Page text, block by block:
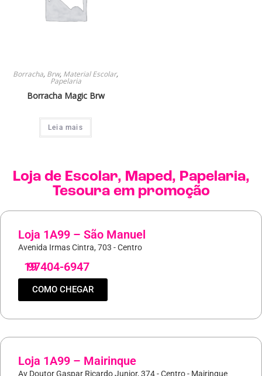
Borracha, Brw, Material Escolar,
Papelaria
Borracha Magic Brw
Leia mais
Loja de Escolar, Maped, Papelaria,
Tesouraem promoção
Loja 1A99 – São Manuel
Avenida Irmas Cintra, 703 - Centro
19
97404-6947
COMO CHEGAR
Loja 1A99 – Mairinque
Av Doutor Gaspar Ricardo Junior, 374 - Centro - Mairinque